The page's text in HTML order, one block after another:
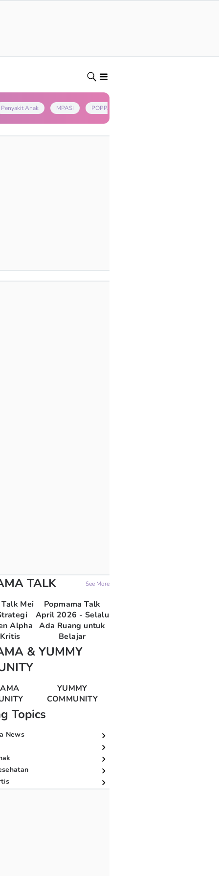
Penyakit Anak MPASI POPPAPA
TALK See More
Mei
Alpha
Popmama Talk
April 2026 - Selalu
Ada Ruang untuk
Belajar
& YUMMY
YUMMY
COMMUNITY
Topics
News